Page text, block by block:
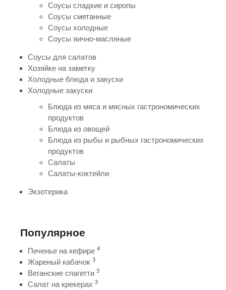
Соусы сладкие и сиропы
Соусы сметанные
Соусы холодные
Соусы яично-масляные
Соусы для салатов
Хозяйке на заметку
Холодные блюда и закуски
Холодные закуски
Блюда из мяса и мясных гастрономических
продуктов
Блюда из овощей
Блюда из рыбы и рыбных гастрономических
продуктов
Салаты
Салаты-коктейли
Экзотерика
Популярное
Печенье на кефире 4
Жареный кабачок 3
Веганские спагетти 3
Салат на крекерах 3